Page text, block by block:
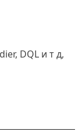
DQL и т д,